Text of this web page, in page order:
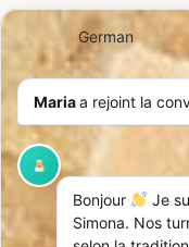
Mariaa rejoint la
Bonjour
Je
Simona. Nos